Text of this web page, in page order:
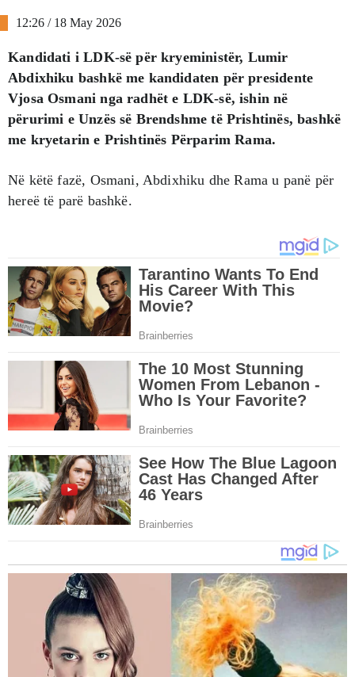
12:26 / 18 May 2026
Kandidati i LDK-së për kryeministër, Lumir
Abdixhiku bashkë me kandidaten për presidente
Vjosa Osmani nga radhët e LDK-së, ishin në
përurimi e Unzës së Brendshme të Prishtinës, bashkë
me kryetarin e Prishtinës Përparim Rama.
Në këtë fazë, Osmani, Abdixhiku dhe Rama u panë për
hereë të parë bashkë.